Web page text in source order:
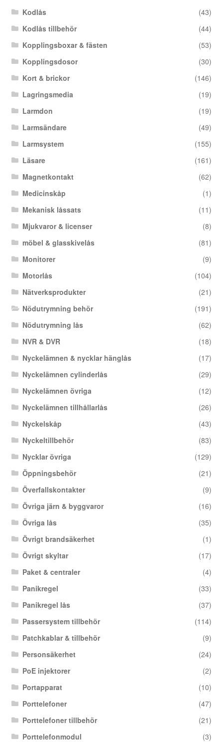
Kodlås
(43)
Kodlås tillbehör
(44)
Kopplingsboxar & fästen
(53)
Kopplingsdosor
(30)
Kort & brickor
(146)
Lagringsmedia
(19)
Larmdon
(19)
Larmsändare
(49)
Larmsystem
(155)
Läsare
(161)
Magnetkontakt
(62)
Medicinskåp
(1)
Mekanisk låssats
(11)
Mjukvaror & licenser
(8)
möbel & glasskivelås
(81)
Monitorer
(9)
Motorlås
(104)
Nätverksprodukter
(21)
Nödutrymning behör
(191)
Nödutrymning lås
(62)
NVR & DVR
(18)
Nyckelämnen & nycklar hänglås
(17)
Nyckelämnen cylinderlås
(29)
Nyckelämnen övriga
(12)
Nyckelämnen tillhållarlås
(26)
Nyckelskåp
(43)
Nyckeltillbehör
(83)
Nycklar övriga
(129)
Öppningsbehör
(21)
Överfallskontakter
(9)
Övriga järn & byggvaror
(16)
Övriga lås
(35)
Övrigt brandsäkerhet
(1)
Övrigt skyltar
(17)
Paket & centraler
(4)
Panikregel
(33)
Panikregel lås
(37)
Passersystem tillbehör
(114)
Patchkablar & tillbehör
(9)
Personsäkerhet
(24)
PoE injektorer
(2)
Portapparat
(10)
Porttelefoner
(47)
Porttelefoner tillbehör
(21)
Porttelefonmodul
(3)